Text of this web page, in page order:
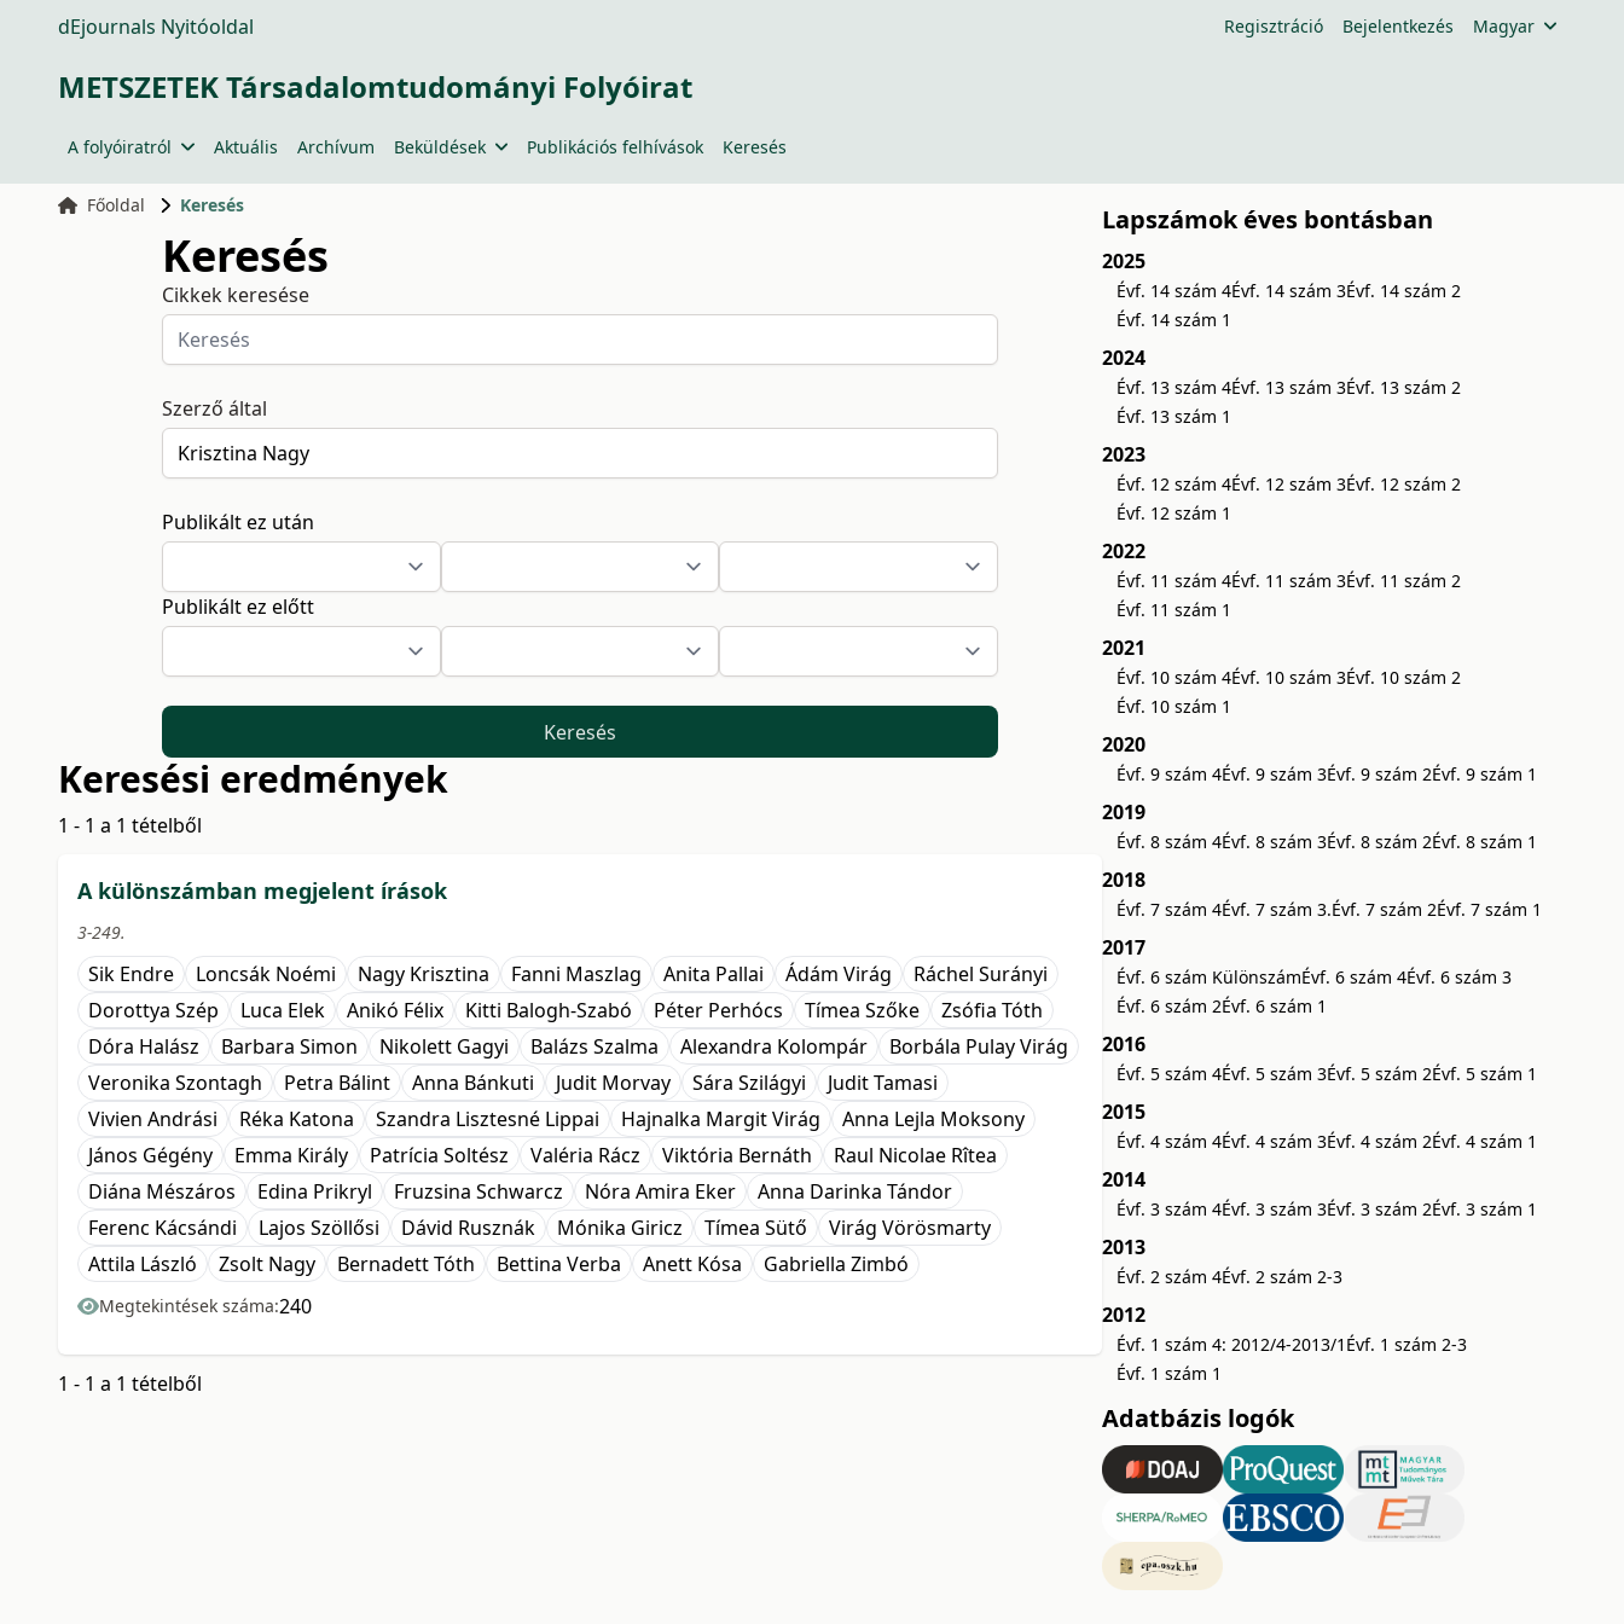
dEjournals Nyitóoldal Regisztráció Bejelentkezés Magyar
METSZETEK Társadalomtudományi Folyóirat
A folyóiratról Aktuális Archívum Beküldések Publikációs felhívások Keresés
Főoldal Keresés
Keresés
Cikkek keresése
Szerző által
Publikált ez után
Publikált ez előtt
Keresés
Keresési eredmények
1 - 1 a 1 tételből
A különszámban megjelent írások
3-249.
Sik Endre Loncsák Noémi Nagy Krisztina Fanni Maszlag Anita Pallai Ádám Virág
Ráchel Surányi
Dorottya Szép
Luca Elek Anikó Félix Kitti Balogh-Szabó Péter Perhócs Tímea Szőke
Zsófia Tóth
Dóra Halász
Barbara Simon Nikolett Gagyi Balázs Szalma Alexandra Kolompár
Borbála Pulay Virág
Veronika Szontagh
Petra Bálint Anna Bánkuti Judit Morvay Sára Szilágyi
Judit Tamasi
Vivien Andrási
Réka Katona Szandra Lisztesné Lippai Hajnalka Margit Virág
Anna Lejla Moksony
János Gégény
Emma Király Patrícia Soltész Valéria Rácz Viktória Bernáth
Raul Nicolae Rîtea
Diána Mészáros
Edina Prikryl Fruzsina Schwarcz Nóra Amira Eker
Anna Darinka Tándor
Ferenc Kácsándi
Lajos Szöllősi Dávid Rusznák Mónika Giricz Tímea Sütő
Virág Vörösmarty
Attila László
Zsolt Nagy Bernadett Tóth Bettina Verba Anett Kósa Gabriella Zimbó
Megtekintések száma:240
1 - 1 a 1 tételből
Lapszámok éves bontásban
2025
Évf. 14 szám 4Évf. 14 szám 3Évf. 14 szám 2
Évf. 14 szám 1
2024
Évf. 13 szám 4Évf. 13 szám 3Évf. 13 szám 2
Évf. 13 szám 1
2023
Évf. 12 szám 4Évf. 12 szám 3Évf. 12 szám 2
Évf. 12 szám 1
2022
Évf. 11 szám 4Évf. 11 szám 3Évf. 11 szám 2
Évf. 11 szám 1
2021
Évf. 10 szám 4Évf. 10 szám 3Évf. 10 szám 2
Évf. 10 szám 1
2020
Évf. 9 szám 4Évf. 9 szám 3Évf. 9 szám 2Évf. 9 szám 1
2019
Évf. 8 szám 4Évf. 8 szám 3Évf. 8 szám 2Évf. 8 szám 1
2018
Évf. 7 szám 4Évf. 7 szám 3.Évf. 7 szám 2Évf. 7 szám 1
2017
Évf. 6 szám KülönszámÉvf. 6 szám 4Évf. 6 szám 3
Évf. 6 szám 2Évf. 6 szám 1
2016
Évf. 5 szám 4Évf. 5 szám 3Évf. 5 szám 2Évf. 5 szám 1
2015
Évf. 4 szám 4Évf. 4 szám 3Évf. 4 szám 2Évf. 4 szám 1
2014
Évf. 3 szám 4Évf. 3 szám 3Évf. 3 szám 2Évf. 3 szám 1
2013
Évf. 2 szám 4Évf. 2 szám 2-3
2012
Évf. 1 szám 4: 2012/4-2013/1 Évf. 1 szám 2-3
Évf. 1 szám 1
Adatbázis logók